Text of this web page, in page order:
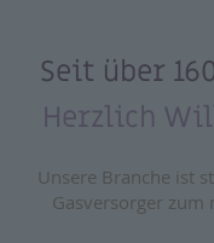
Seit über
Herzlich
Unsere Branche ist
Gasversorger zum